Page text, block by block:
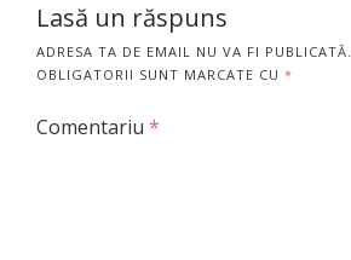
Lasă un răspuns
ADRESA TA DE EMAIL NU VA FI PUBLICATĂ.
OBLIGATORII SUNT MARCATE CU *
Comentariu *